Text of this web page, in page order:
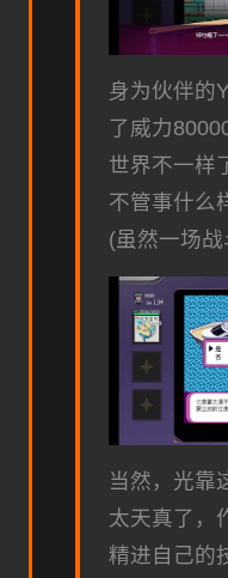
身为伙伴的
了威力
世界不一样
不管事什么
(虽然一场
当然，光靠
太天真了，
精进自己的